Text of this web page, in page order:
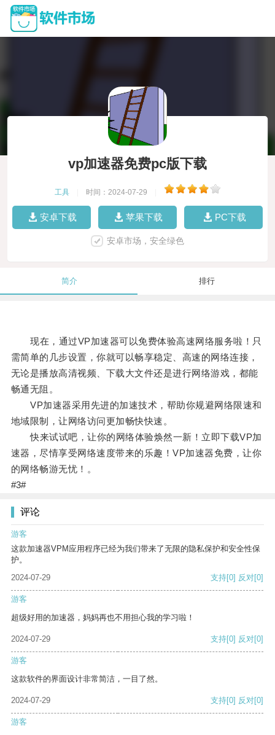
vp加速器免费pc版下载
工具 时间：2024-07-29
安卓下载 苹果下载 PC下载
安卓市场，安全绿色
简介 排行
现在，通过VP加速器可以免费体验高速网络服务啦！只
需简单的几步设置，你就可以畅享稳定、高速的网络连接，
无论是播放高清视频、下载大文件还是进行网络游戏，都能
畅通无阻。
VP加速器采用先进的加速技术，帮助你规避网络限速和
地域限制，让网络访问更加畅快快速。
快来试试吧，让你的网络体验焕然一新！立即下载VP加
速器，尽情享受网络速度带来的乐趣！VP加速器免费，让你
的网络畅游无忧！。
#3#
评论
游客
这款加速器VPM应用程序已经为我们带来了无限的隐私保护和安全性保
护。
2024-07-29
支持[0] 反对[0]
游客
超级好用的加速器，妈妈再也不用担心我的学习啦！
2024-07-29 支持[0] 反对[0]
游客
这款软件的界面设计非常简洁，一目了然。
2024-07-29 支持[0] 反对[0]
游客